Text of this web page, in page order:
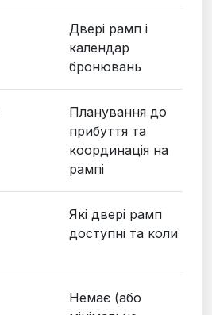
Двері рамп і
календар
бронювань
Планування до
прибуття та
координація на
рампі
Які двері рамп
доступні та коли
Немає (або